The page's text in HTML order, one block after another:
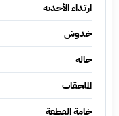
ارتداء الأحذية
خدوش
حالة
الملحقات
خامة القطعة